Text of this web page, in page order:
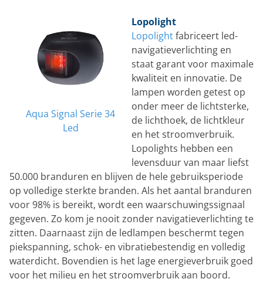
Aqua Signal Serie 34
Led
Lopolight
Lopolightfabriceert led-
navigatieverlichting en
staat garant voor maximale
kwaliteit en innovatie. De
lampen worden getest op
onder meer de lichtsterke,
de lichthoek, de lichtkleur
en het stroomverbruik.
Lopolights hebben een
levensduur van maar liefst
50.000 branduren en blijven de hele gebruiksperiode
op volledige sterkte branden. Als het aantal branduren
voor 98% is bereikt, wordt een waarschuwingssignaal
gegeven. Zo kom je nooit zonder navigatieverlichting te
zitten. Daarnaast zijn de ledlampen beschermt tegen
piekspanning, schok- en vibratiebestendig en volledig
waterdicht. Bovendien is het lage energieverbruik goed
voor het milieu en het stroomverbruik aan boord.